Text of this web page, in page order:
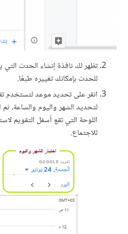
تظهر لك نافذة إنشاء الحدث
للحدث بإمكانك تغييره طبعًا.
انقر على تحديد موعد لتستخدم
لتحديد الشهر واليوم والساعة،
اللوحة التي تقع أسفل التقويم
للاجتماع.